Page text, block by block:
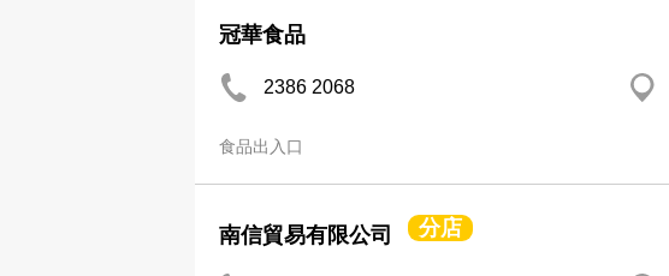
冠華食品
2386 2068
食品出入口
南信貿易有限公司 分店